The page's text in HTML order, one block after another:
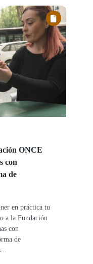
ONCE
con
de
en práctica tu
a la Fundación
con
de